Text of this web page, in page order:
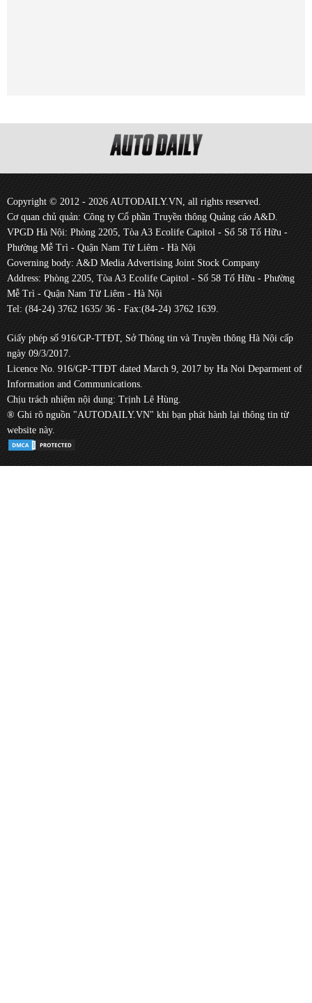
Copyright © 2012 - 2026 AUTODAILY.VN, all rights reserved.
Cơ quan chủ quản: Công ty Cổ phần Truyền thông Quảng cáo A&D.
VPGD Hà Nội: Phòng 2205, Tòa A3 Ecolife Capitol - Số 58 Tố Hữu -
Phường Mễ Trì - Quận Nam Từ Liêm - Hà Nội
Governing body: A&D Media Advertising Joint Stock Company
Address: Phòng 2205, Tòa A3 Ecolife Capitol - Số 58 Tố Hữu - Phường
Mễ Trì - Quận Nam Từ Liêm - Hà Nội
Tel: (84-24) 3762 1635/ 36 - Fax:(84-24) 3762 1639.
Giấy phép số 916/GP-TTĐT, Sở Thông tin và Truyền thông Hà Nội cấp
ngày 09/3/2017.
Licence No. 916/GP-TTĐT dated March 9, 2017 by Ha Noi Deparment of
Information and Communications.
Chịu trách nhiệm nội dung: Trịnh Lê Hùng.
® Ghi rõ nguồn "AUTODAILY.VN" khi bạn phát hành lại thông tin từ
website này.